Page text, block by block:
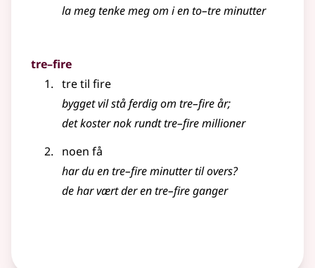
la meg tenke meg om i en to–tre minutter
tre–fire
tre til fire
bygget vil stå ferdig om tre–fire år;
det koster nok rundt tre–fire millioner
noen få
har du en tre–fire minutter til overs?
de har vært der en tre–fire ganger